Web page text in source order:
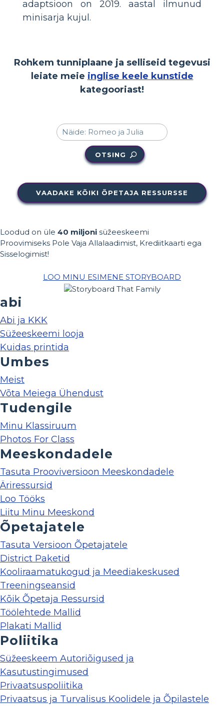
adaptsioon on 2019. aastal ilmunud
minisarja kujul.
Rohkem tunniplaane ja selliseid tegevusi
leiate meie inglise keele kunstide
kategooriast!
OTSING
VAADAKE KÕIKI ÕPETAJA RESSURSSE
Loodud on üle 40 miljoni süžeeskeemi
Proovimiseks Pole Vaja Allalaadimist, Krediitkaarti ega
Sisselogimist!
LOO MINU ESIMENE STORYBOARD
abi
Abi ja KKK
Süžeeskeemi looja
Kuidas printida
Umbes
Meist
Võta Meiega Ühendust
Tudengile
Minu Klassiruum
Photos For Class
Meeskondadele
Tasuta Prooviversioon Meeskondadele
Äriressursid
Loo Tööks
Liitu Minu Meeskond
Õpetajatele
Tasuta Versioon Õpetajatele
District Paketid
Kooliraamatukogud ja Meediakeskused
Treeningseansid
Kõik Õpetaja Ressursid
Töölehtede Mallid
Plakati Mallid
Poliitika
Süžeeskeem Autoriõigused ja
Kasutustingimused
Privaatsuspoliitika
Privaatsus ja Turvalisus Koolidele ja Õpilastele